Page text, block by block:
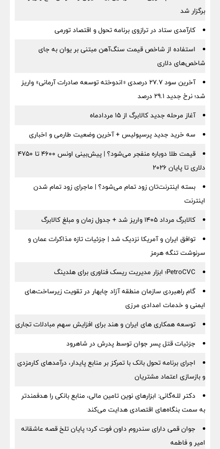
برگزار شد
کارآمدی ستاد در ترازوی برنامه تحول و اقتصاد تورمی
استفاده از شاخص قیمت سنگ‌آهن مبتنی بر یوان به جای
شاخص‌های دلاری
آخرین سود ۲۷.۷ درصدی «اندوخته توسعه صادرات آرمانی» واریز
شد؛ نرخ جدید ۲۹.۱ درصد
آغاز مرحله جدید کالابرگ از ۱۵ مردادماه
سه خرید جدید پرسپولیس + آخرین وضعیت طارمی و اخباری
قیمت طلا دوباره منفجر می‌شود؟ | پیش‌بینی اونس ۴۶۰۰ تا ۴۷۵۰
دلاری تا پایان ۲۰۲۶
بسته اینترنت‌تان زود تمام می‌شود؟ | ماجرای زود تمام شدن
اینترنت
کالابرگ مرداد ۱۴۰۵ واریز شد + جدول زمان و مبلغ کالابرگ
توافق ایران و آمریکا نزدیک شد | جزئیات تازه مذاکرات عمان و
سرنوشت تنگه هرمز
PetroCVC؛ ابزار مدیریت ریسک فناوری برای هلدینگ
گام راهبردی سازمان منطقه آزاد چابهار در تقویت زیرساخت‌های
ایمنی و خدمات امدادی مرزی
توسعه همکاری های ایران و هند برای افزایش سهم مبادلات تجاری
جزئیات قتل پسر جوان توسط پدرش در شاهرود
اجرای برنامه تحول بانک با تمرکز بر منابع پایدار، درآمدهای کارمزدی
و بازسازی اعتماد مشتریان
دکتر للـه‌گانی: ابزارهای نوین تامین مالی، منابع بانکی را هدفمندتر
به سمت بنگاه‌های اقتصادی هدایت می‌کند
جوان قمی دارای سندروم داون فوت کرد؛ پایان تلخ قصه عاشقانه
امیر و فاطمه